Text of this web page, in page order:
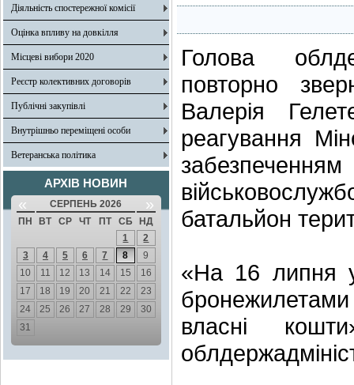
Діяльність спостережної комісії
Оцінка впливу на довкілля
Місцеві вибори 2020
Реєстр колективних договорів
Публічні закупівлі
Внутрішньо переміщені особи
Ветеранська політика
АРХІВ НОВИН
« СЕРПЕНЬ 2026 »
ПН ВТ СР ЧТ ПТ СБ
НД
1
2
3
4 5 6 7 8
9
10
11 12 13 14 15
16
17
18 19 20 21 22
23
24
25 26 27 28 29
30
31
Голова
повторно
Валерія
реагування
батальйон
«На 16 липня у
бронежилетами
власні